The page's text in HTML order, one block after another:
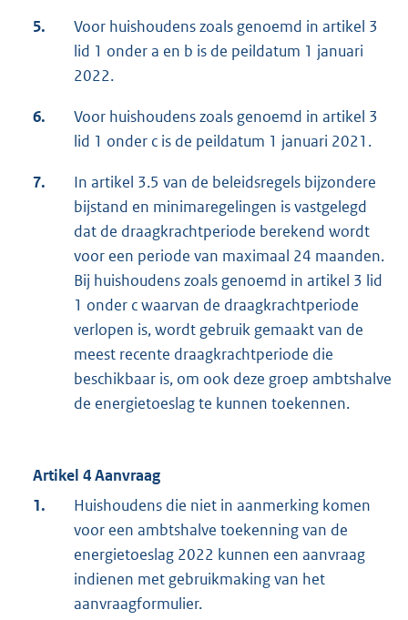
5.
Voor huishoudens zoals genoemd in artikel 3
lid 1 onder a en b is de peildatum 1 januari
2022.
6.
Voor huishoudens zoals genoemd in artikel 3
lid 1 onder c is de peildatum 1 januari 2021.
7.
In artikel 3.5 van de beleidsregels bijzondere
bijstand en minimaregelingen is vastgelegd
dat de draagkrachtperiode berekend wordt
voor een periode van maximaal 24 maanden.
Bij huishoudens zoals genoemd in artikel 3 lid
1 onder c waarvan de draagkrachtperiode
verlopen is, wordt gebruik gemaakt van de
meest recente draagkrachtperiode die
beschikbaar is, om ook deze groep ambtshalve
de energietoeslag te kunnen toekennen.
Artikel 4 Aanvraag
1.
Huishoudens die niet in aanmerking komen
voor een ambtshalve toekenning van de
energietoeslag 2022 kunnen een aanvraag
indienen met gebruikmaking van het
aanvraagformulier.